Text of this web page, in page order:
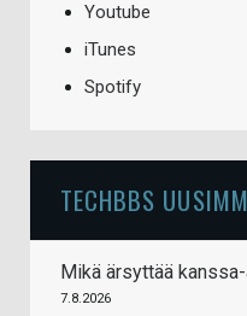
Youtube
iTunes
Spotify
TECHBBS
Mikä ärsyttää
7.8.2026